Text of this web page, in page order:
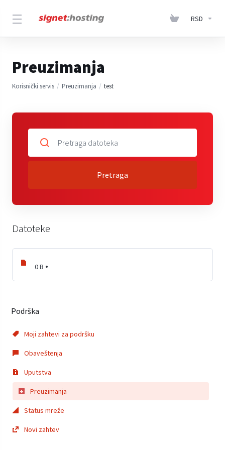
RSD
Preuzimanja
Korisnički servis Preuzimanja test
Podrška
Moji zahtevi za podršku
Obaveštenja
Uputstva
Preuzimanja
Status mreže
Novi zahtev
Pretraga
Datoteke
0 B